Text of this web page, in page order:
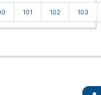
101 102 103